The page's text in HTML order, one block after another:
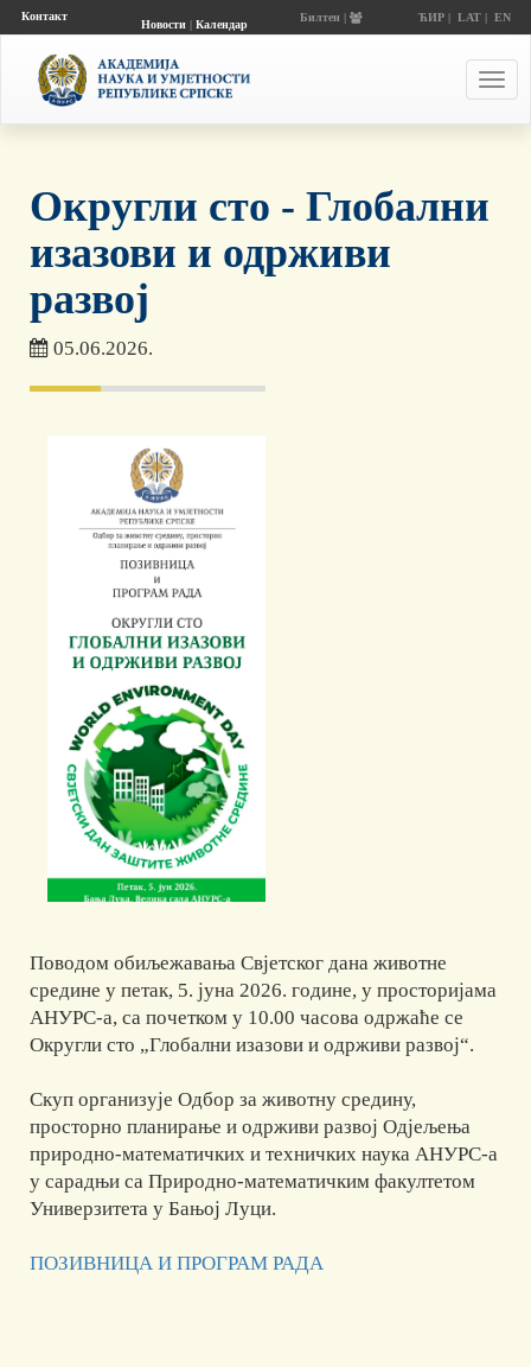
Контакт
Новости| Календар
Билтен | ЋИР| LAT| EN
Округли сто - Глобални
изазови и одрживи
развој
05.06.2026.
Поводом обиљежавања Свјетског дана животне
средине у петак, 5. јуна 2026. године, у просторијама
АНУРС-а, са почетком у 10.00 часова одржаће се
Округли сто „Глобални изазови и одрживи развој“.
Скуп организује Одбор за животну средину,
просторно планирање и одрживи развој Одјељења
природно-математичких и техничких наука АНУРС-а
у сарадњи са Природно-математичким факултетом
Универзитета у Бањој Луци.
ПОЗИВНИЦА И ПРОГРАМ РАДА